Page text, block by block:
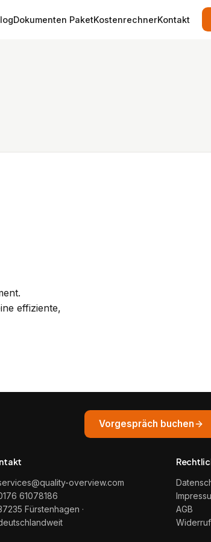
Dokumenten PaketKostenrechnerKontakt
effiziente,
Vorgespräch buchen
overview.com
61078186
Fürstenhagen ·
AGB